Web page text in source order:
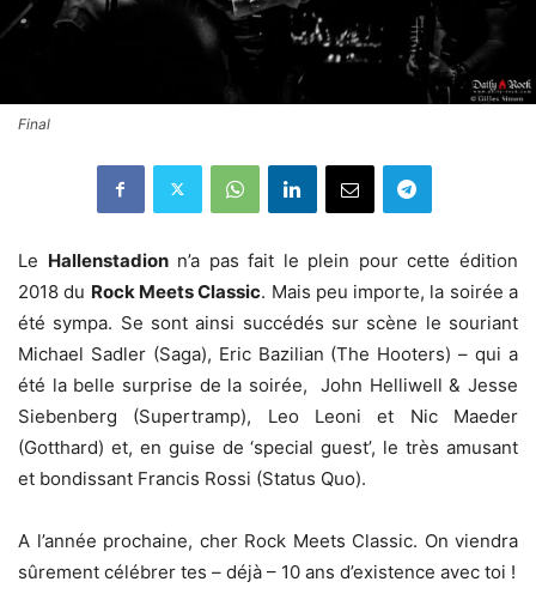
Final
Le Hallenstadionn’a pas fait le plein pour cette édition
2018 du Rock Meets Classic. Mais peu importe, la soirée a
été sympa. Se sont ainsi succédés sur scène le souriant
Michael Sadler (Saga), Eric Bazilian (The Hooters) – qui a
été la belle surprise de la soirée, John Helliwell & Jesse
Siebenberg (Supertramp), Leo Leoni et Nic Maeder
(Gotthard) et, en guise de ‘special guest’, le très amusant
et bondissant Francis Rossi (Status Quo).
A l’année prochaine, cher Rock Meets Classic. On viendra
sûrement célébrer tes – déjà – 10 ans d’existence avec toi !